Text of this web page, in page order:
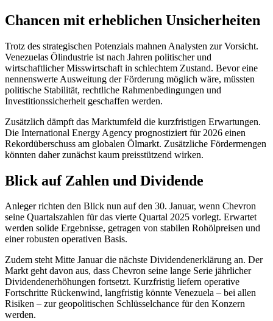
Chancen mit erheblichen Unsicherheiten
Trotz des strategischen Potenzials mahnen Analysten zur Vorsicht.
Venezuelas Ölindustrie ist nach Jahren politischer und
wirtschaftlicher Misswirtschaft in schlechtem Zustand. Bevor eine
nennenswerte Ausweitung der Förderung möglich wäre, müssten
politische Stabilität, rechtliche Rahmenbedingungen und
Investitionssicherheit geschaffen werden.
Zusätzlich dämpft das Marktumfeld die kurzfristigen Erwartungen.
Die International Energy Agency prognostiziert für 2026 einen
Rekordüberschuss am globalen Ölmarkt. Zusätzliche Fördermengen
könnten daher zunächst kaum preisstützend wirken.
Blick auf Zahlen und Dividende
Anleger richten den Blick nun auf den 30. Januar, wenn Chevron
seine Quartalszahlen für das vierte Quartal 2025 vorlegt. Erwartet
werden solide Ergebnisse, getragen von stabilen Rohölpreisen und
einer robusten operativen Basis.
Zudem steht Mitte Januar die nächste Dividendenerklärung an. Der
Markt geht davon aus, dass Chevron seine lange Serie jährlicher
Dividendenerhöhungen fortsetzt. Kurzfristig liefern operative
Fortschritte Rückenwind, langfristig könnte Venezuela – bei allen
Risiken – zur geopolitischen Schlüsselchance für den Konzern
werden.